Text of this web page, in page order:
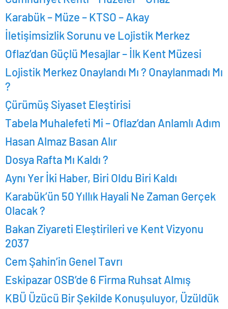
Karabük – Müze – KTSO – Akay
İletişimsizlik Sorunu ve Lojistik Merkez
Oflaz’dan Güçlü Mesajlar – İlk Kent Müzesi
Lojistik Merkez Onaylandı Mı ? Onaylanmadı Mı
?
Çürümüş Siyaset Eleştirisi
Tabela Muhalefeti Mi – Oflaz’dan Anlamlı Adım
Hasan Almaz Basan Alır
Dosya Rafta Mı Kaldı ?
Aynı Yer İki Haber, Biri Oldu Biri Kaldı
Karabük’ün 50 Yıllık Hayali Ne Zaman Gerçek
Olacak ?
Bakan Ziyareti Eleştirileri ve Kent Vizyonu
2037
Cem Şahin’in Genel Tavrı
Eskipazar OSB’de 6 Firma Ruhsat Almış
KBÜ Üzücü Bir Şekilde Konuşuluyor, Üzüldük